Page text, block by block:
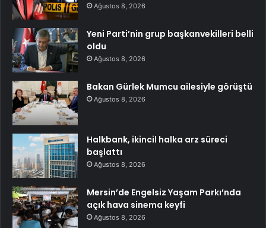
Ağustos 8, 2026
Yeni Parti’nin grup başkanvekilleri belli
oldu
Ağustos 8, 2026
Bakan Gürlek Mumcu ailesiyle görüştü
Ağustos 8, 2026
Halkbank, ikincil halka arz süreci
başlattı
Ağustos 8, 2026
Mersin’de Engelsiz Yaşam Parkı’nda
açık hava sinema keyfi
Ağustos 8, 2026